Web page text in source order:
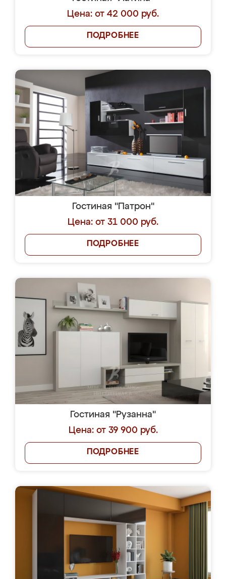
Цена: от 42 000 руб.
ПОДРОБНЕЕ
Гостиная "Патрон"
Цена: от 31 000 руб.
ПОДРОБНЕЕ
Гостиная "Рузанна"
Цена: от 39 900 руб.
ПОДРОБНЕЕ